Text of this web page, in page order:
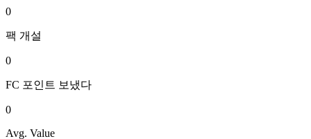
0
팩 개설
0
FC 포인트 보냈다
0
Avg. Value